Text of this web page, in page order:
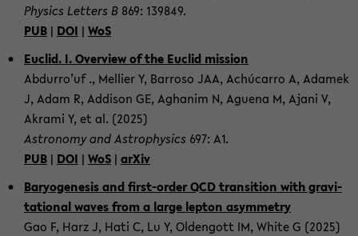
Phy­sics Let­ters B 869: 139849.
PUB | DOI | WoS
Euclid. I. Over­view of the Euclid mis­si­on
Ab­dur­ro’uf ., Mel­lier Y, Bar­ro­so JAA, Achúcarro A, Ada­mek
J, Adam R, Addi­son GE, Ag­hanim N, Aguena M, Ajani V,
Akra­mi Y, et al. (2025)
As­tro­no­my and As­tro­phy­sics 697: A1.
PUB | DOI | WoS | arXiv
Ba­ryo­ge­ne­sis and first-​order QCD tran­si­ti­on with gra­vi­
ta­tio­nal waves from a large lep­ton asym­me­try
Gao F, Harz J, Hati C, Lu Y, Old­en­gott IM, White G (2025)